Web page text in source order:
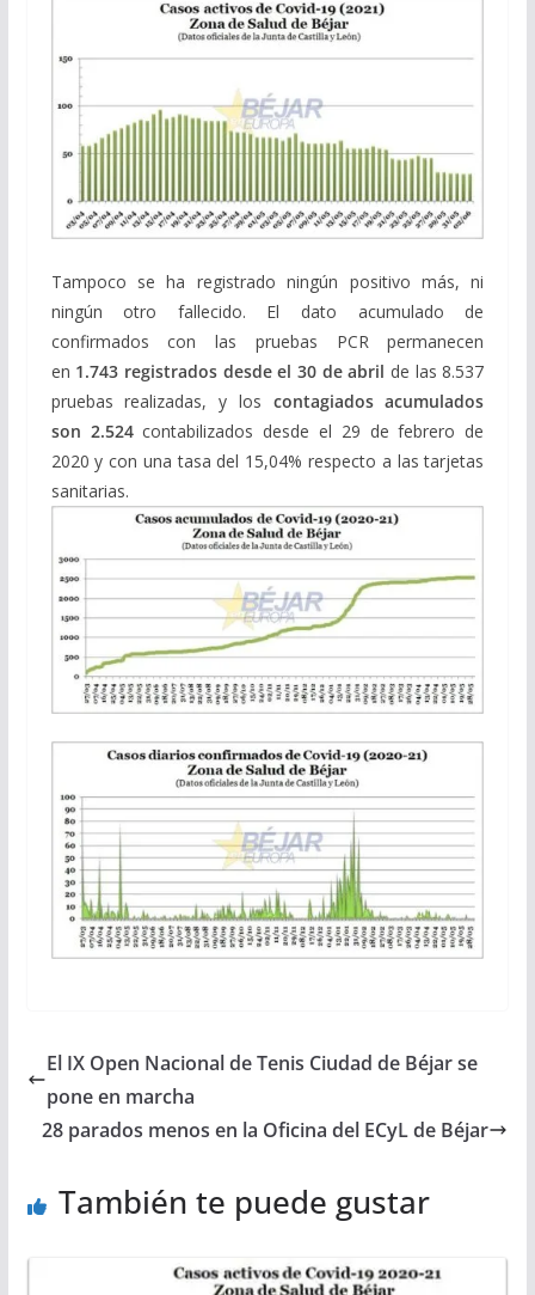
Tampoco se ha registrado ningún positivo más, ni
ningún otro fallecido. El dato acumulado de
confirmados con las pruebas PCR permanecen
en 1.743 registrados desde el 30 de abril de las 8.537
pruebas realizadas, y los contagiados acumulados
son 2.524contabilizados desde el 29 de febrero de
2020 y con una tasa del 15,04% respecto a las tarjetas
sanitarias.
El IX Open Nacional de Tenis Ciudad de Béjar se
pone en marcha
28 parados menos en la Oficina del ECyL de Béjar
También te puede gustar